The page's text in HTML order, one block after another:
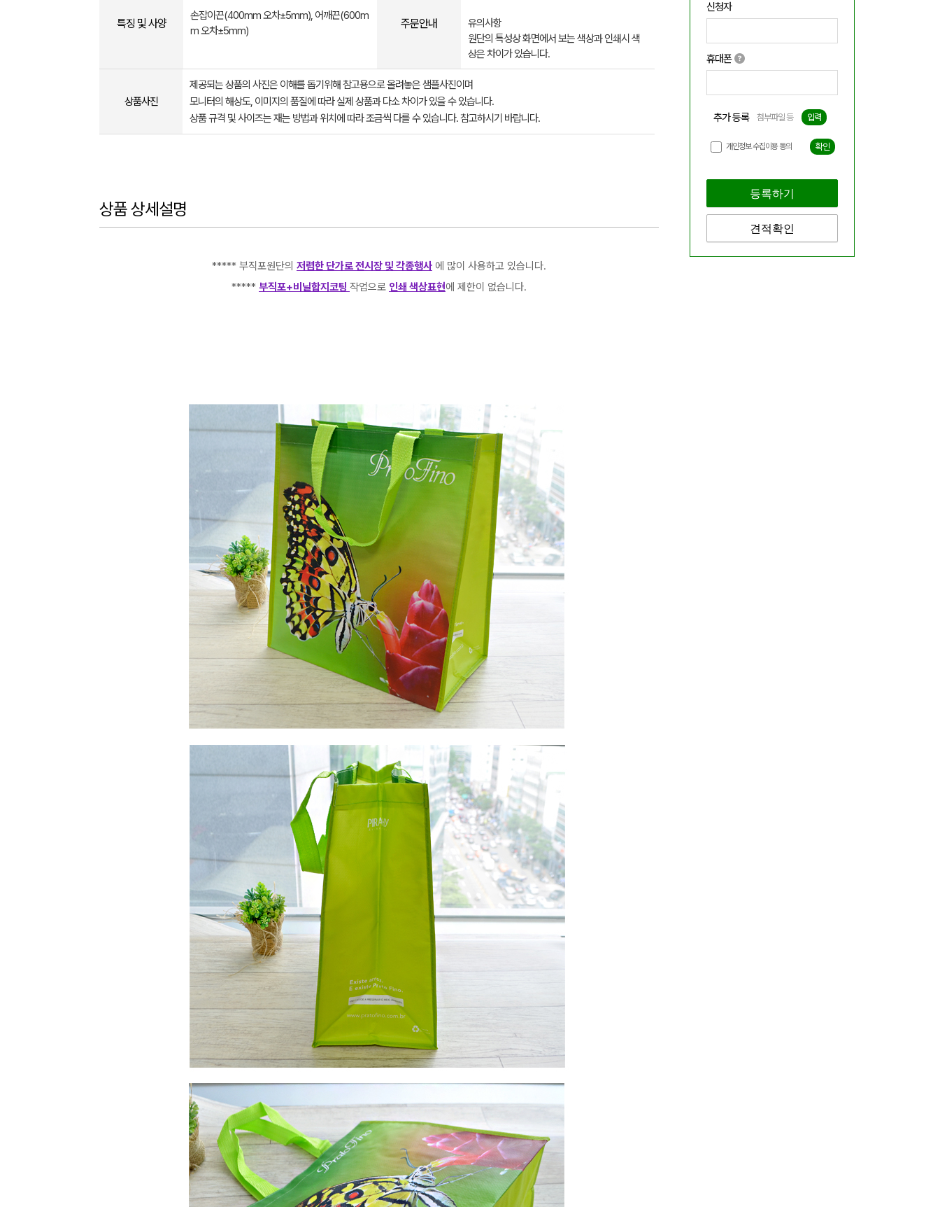
신청자
휴대폰
추가 등록 첨부파일 등 입력
개인정보 수집이용 동의 확인
등록하기
견적확인
특징 및 사양
손잡이끈(400mm 오차±5mm), 어깨끈(600m
m 오차±5mm)
주문안내
유의사항
원단의 특성상 화면에서 보는 색상과 인쇄시 색
상은 차이가 있습니다.
상품사진
제공되는 상품의 사진은 이해를 돕기위해 참고용으로 올려놓은 샘플사진이며
모니터의 해상도, 이미지의 품질에 따라 실제 상품과 다소 차이가 있을 수 있습니다.
상품 규격 및 사이즈는 재는 방법과 위치에 따라 조금씩 다를 수 있습니다. 참고하시기 바랍니다.
상품 상세설명
***** 부직포원단의 저렴한 단가로 전시장 및 각종행사 에 많이 사용하고 있습니다.
***** 부직포+비닐합지코팅 작업으로 인쇄 색상표현에 제한이 없습니다.